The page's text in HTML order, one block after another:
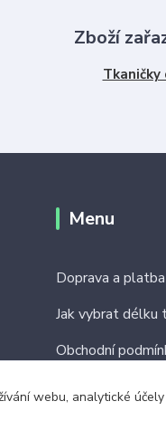
Zboží
Menu
Doprava a platba
Jak vybrat délku
Obchodní
webu, analytické